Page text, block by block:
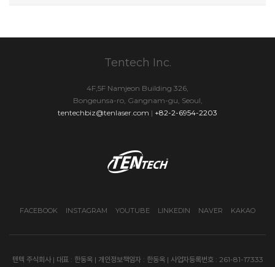
Tentech Inc.
4F,5F Namjeon Building 326,
Bongeunsa-ro, Gangnam-gu, Seoul,
tentechbiz@tenlaser.com | +82-2-6954-2203
FACEBOOK INSTAGRAM YOUTUBE LINKEDIN NAVER KAKAO
텐텍 주식회사 | 대표 : 한동옥 | 개인정보책임자 : 한동옥 | 사업자등록번호 : 261-81-17333